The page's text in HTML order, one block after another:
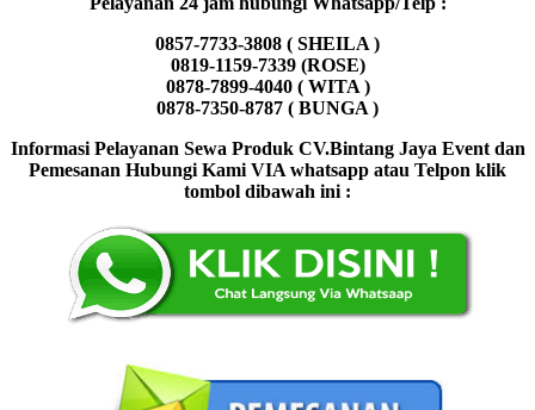
0857-7733-3808 ( SHEILA )
0819-1159-7339 (ROSE)
0878-7899-4040 ( WITA )
0878-7350-8787 ( BUNGA )
Informasi Pelayanan Sewa Produk CV.Bintang Jaya Event dan
Pemesanan Hubungi Kami VIA whatsapp atau Telpon klik
tombol dibawah ini :